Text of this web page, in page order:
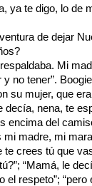
ya te digo, lo de
de dejar
Mi
y no tener”.
su mujer, que
decía, nena, te
encima del
mi madre, mi
te crees tú que
“Mamá, le
el respeto”;